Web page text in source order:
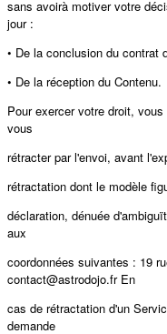
sans avoirà motiver votre
jour :
• De la conclusion du contrat
• De la réception du Contenu.
Pour exercer votre droit,
vous
rétracter par l'envoi, avant
rétractation dont le modèle
déclaration, dénuée
aux
coordonnées suivantes : 19
contact@astrodojo.fr En
cas de rétractation d'un
demande